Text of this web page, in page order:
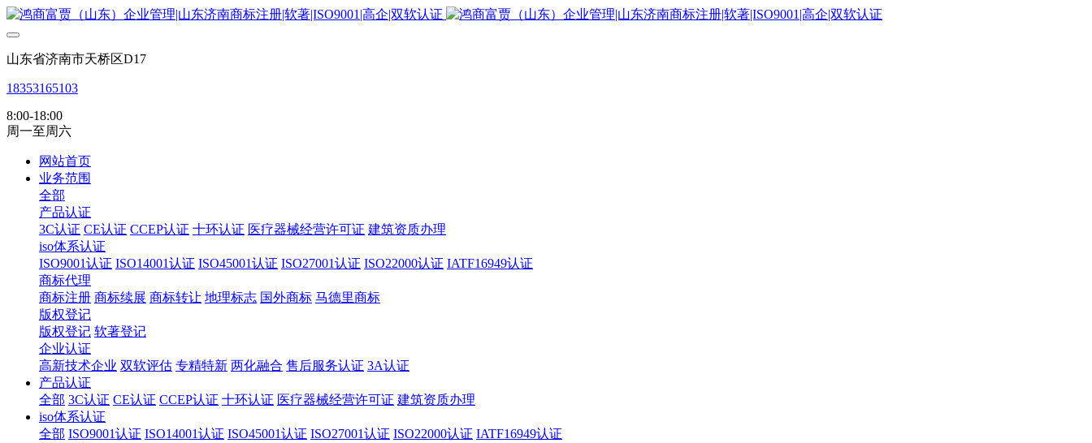
山东省济南市天桥区D17
18353165103
8:00-18:00
周一至周六
网站首页
业务范围
全部
产品认证
3C认证 CE认证 CCEP认证 十环认证 医疗器械经营许可证 建筑资质办理
iso体系认证
ISO9001认证 ISO14001认证 ISO45001认证 ISO27001认证 ISO22000认证 IATF16949认证
商标代理
商标注册 商标续展 商标转让 地理标志 国外商标 马德里商标
版权登记
版权登记 软著登记
企业认证
高新技术企业 双软评估 专精特新 两化融合 售后服务认证 3A认证
产品认证
全部 3C认证 CE认证 CCEP认证 十环认证 医疗器械经营许可证 建筑资质办理
iso体系认证
全部 ISO9001认证 ISO14001认证 ISO45001认证 ISO27001认证 ISO22000认证 IATF16949认证